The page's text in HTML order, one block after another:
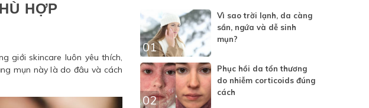
HỢP
giới skincare luôn yêu thích,
mụn này là do đâu và cách
01
Vì sao trời lạnh, da càng
sần, ngứa và dễ sinh
mụn?
02
Phục hồi da tổn thương
do nhiễm corticoids đúng
cách